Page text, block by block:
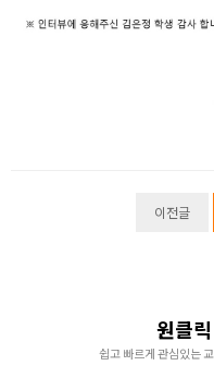
이전글
원클
쉽고 빠르게 관심있는